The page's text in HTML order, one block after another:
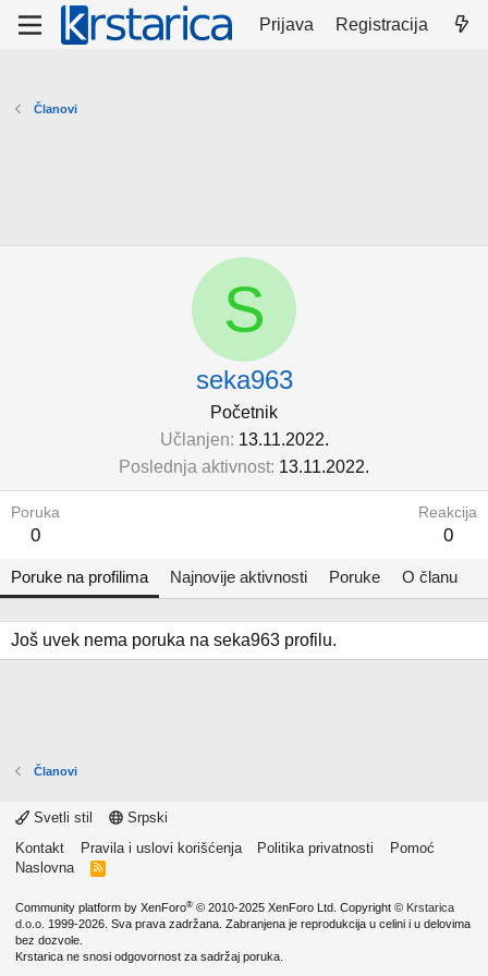
Prijava Registracija
Članovi
S
seka963
Početnik
Učlanjen 13.11.2022.
Poslednja aktivnost 13.11.2022.
Poruka
0
Reakcija
0
Poruke na profilima Najnovije aktivnosti Poruke O članu
Još uvek nema poruka na seka963 profilu.
Članovi
Svetli stil
Srpski
Kontakt
Pravila i uslovi korišćenja Politika privatnosti
Pomoć
Naslovna
R
Community platform by XenForo® © 2010-2025 XenForo Ltd. Copyright © Krstarica
d.o.o. 1999-2026. Sva prava zadržana. Zabranjena je reprodukcija u celini i u delovima
bez dozvole.
Krstarica ne snosi odgovornost za sadržaj poruka.